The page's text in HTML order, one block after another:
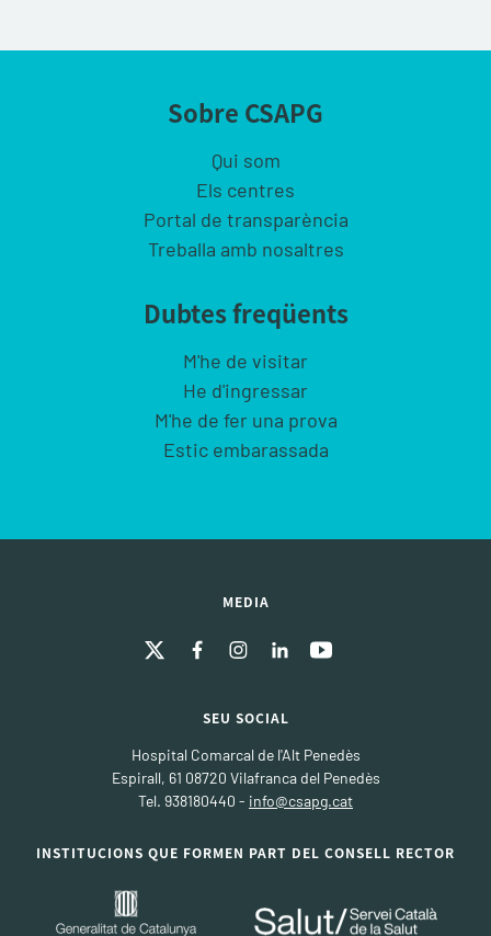
Sobre CSAPG
Qui som
Els centres
Portal de transparència
Treballa amb nosaltres
Dubtes freqüents
M'he de visitar
He d'ingressar
M'he de fer una prova
Estic embarassada
MEDIA
SEU SOCIAL
Hospital Comarcal de l'Alt Penedès
Espirall, 61 08720 Vilafranca del Penedès
Tel. 938180440 - info@csapg.cat
INSTITUCIONS QUE FORMEN PART DEL CONSELL RECTOR